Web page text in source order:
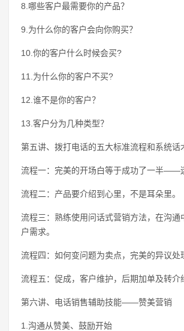
8.哪些客户最需要你的产品？
9.为什么你的客户会向你购买？
10.你的客户什么时候会买?
11.为什么你的客户不买?
12.谁不是你的客户？
13.客户分为几种类型？
第五讲、拨打电话的五大标准流程和系统话
流程一：完美的开场白等于成功了一半——
流程二：产品要介绍到心里，不是耳朵里。
流程三：熟练使用问话式营销方法，在沟通
户需求。
流程四：如何变问题为卖点，完美的异议处
流程五：促成，客户维护，后期加单及转介
第六讲、电话销售辅助技能——赞美营销
1.沟通从赞美、鼓励开始